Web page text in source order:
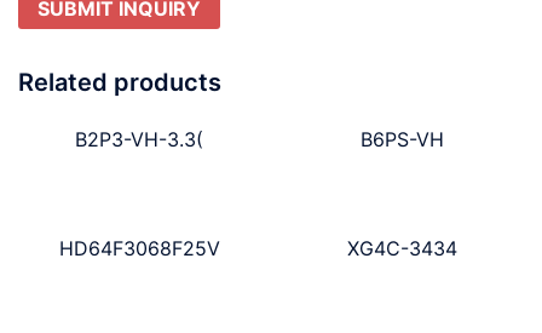
SUBMIT INQUIRY
Related products
B2P3-VH-3.3( B6PS-VH
HD64F3068F25V XG4C-3434